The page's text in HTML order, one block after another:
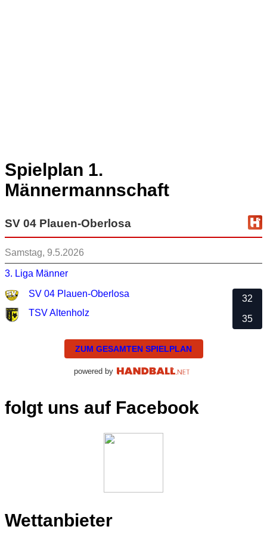
Spielplan 1.
Männermannschaft
SV 04 Plauen-Oberlosa
Samstag, 9.5.2026
3. Liga Männer
SV 04 Plauen-Oberlosa
TSV Altenholz
32
35
ZUM GESAMTEN SPIELPLAN
powered by
folgt uns auf Facebook
Wettanbieter